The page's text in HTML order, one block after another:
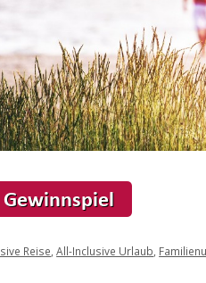
Reise ,All-Inclusive Urlaub